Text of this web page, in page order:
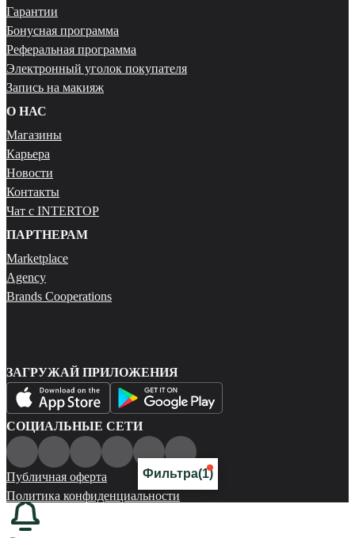
Фильтра(1)
Гарантии
Бонусная программа
Реферальная программа
Электронный уголок покупателя
Запись на макияж
О НАС
Магазины
Карьера
Новости
Контакты
Чат с INTERTOP
ПАРТНЕРАМ
Marketplace
Agency
Brands Cooperations
ЗАГРУЖАЙ ПРИЛОЖЕНИЯ
СОЦИАЛЬНЫЕ СЕТИ
Публичная оферта
Политика конфиденциальности
Карта сайта
© 2026 Все права защищены